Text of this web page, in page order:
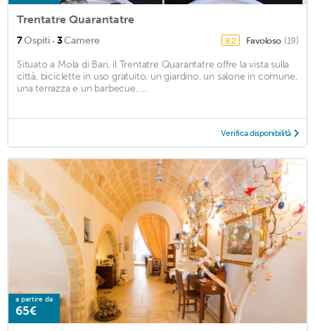
Trentatre Quarantatre
7Ospiti · 3Camere 8,2 Favoloso (19)
Situato a Mola di Bari, il Trentatre Quarantatre offre la vista sulla
città, biciclette in uso gratuito, un giardino, un salone in comune,
una terrazza e un barbecue. ...
Verifica disponibilità
a partire da
65€